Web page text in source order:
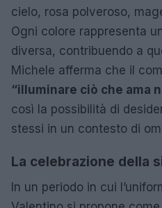
cielo, rosa polveroso,
Ogni colore rappresenta
diversa, contribuendo a
Michele afferma che il
“illuminare ciò che ama
così la possibilità di
stessi in un contesto di
La celebrazione della
In un periodo in cui